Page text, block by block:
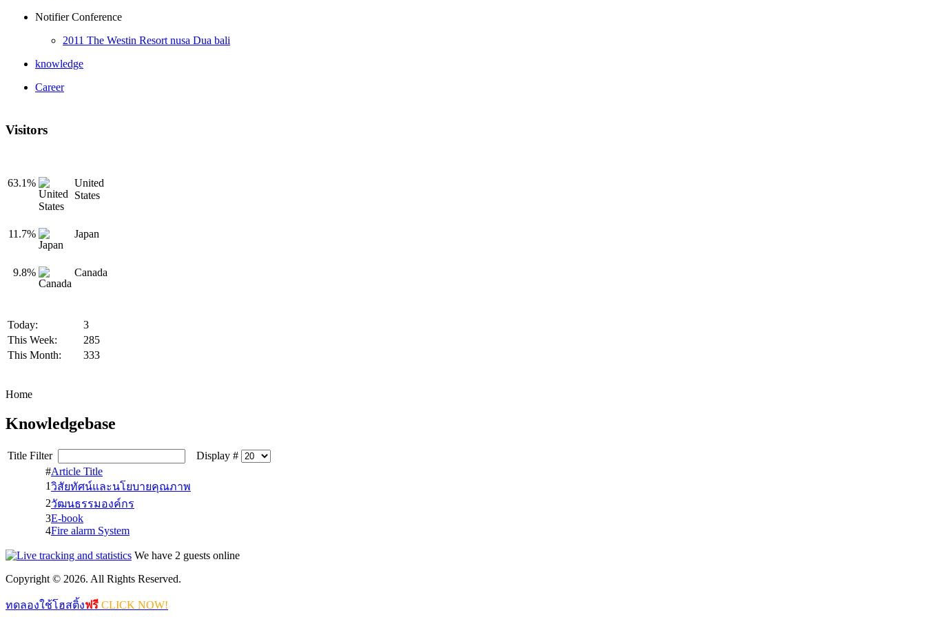
Notifier Conference
2011 The Westin Resort nusa Dua bali
knowledge
Career
Visitors
63.1%
United
States
11.7% Japan
9.8% Canada
Today:
3
This Week:
285
This Month:
333
Home
Knowledgebase
Title Filter
Display #
#Article Title
1วิสัยทัศน์และนโยบายคุณภาพ
2วัฒนธรรมองค์กร
3E-book
4Fire alarm System
We have 2 guests online
Copyright © 2026. All Rights Reserved.
ทดลองใช้โฮสติ้งฟรี CLICK NOW!